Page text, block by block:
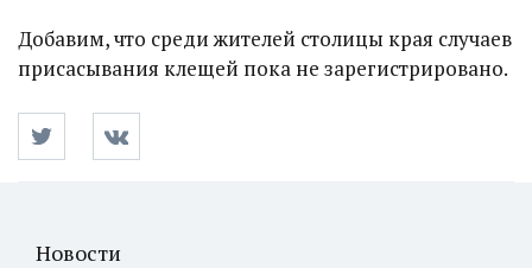
Добавим, что среди жителей столицы края случаев
присасывания клещей пока не зарегистрировано.
Новости